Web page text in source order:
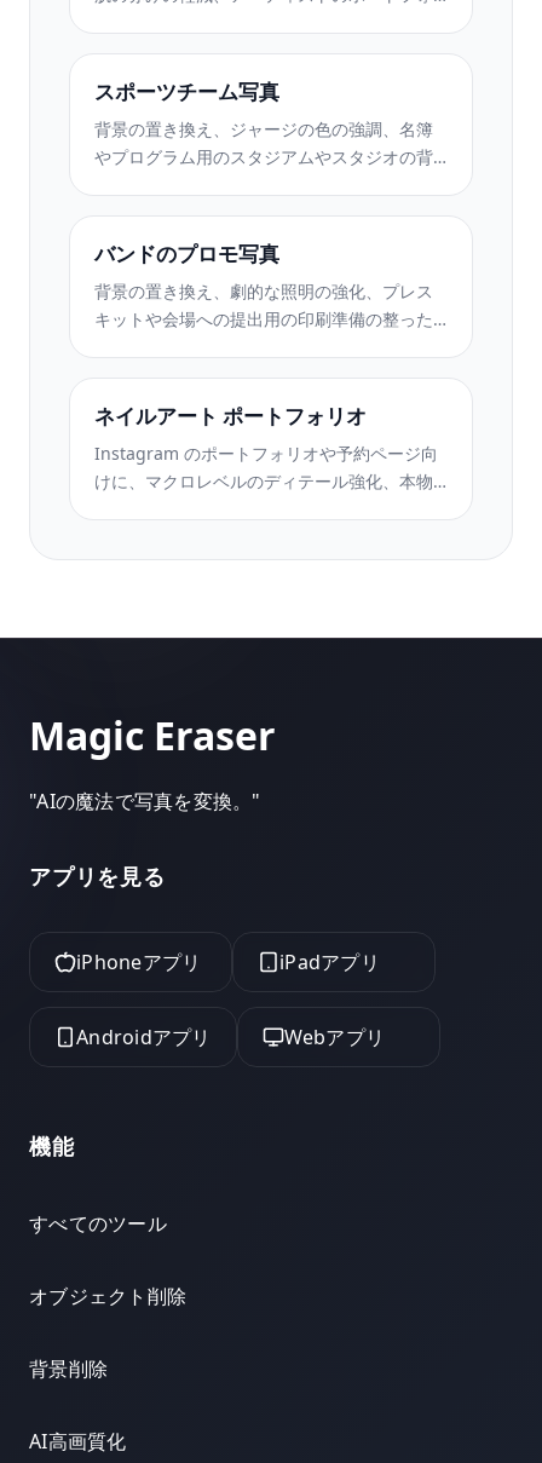
トゥー ポートフォリオの写真を強化します。
スポーツチーム写真
背景の置き換え、ジャージの色の強調、名簿
やプログラム用のスタジアムやスタジオの背
ヤーの写真を作成します。
バンドのプロモ写真
背景の置き換え、劇的な照明の強化、プレス
キットや会場への提出用の印刷準備の整った
ンのプロモーション写真を作成します。
ネイルアート ポートフォリオ
Instagram のポートフォリオや予約ページ向
けに、マクロレベルのディテール強化、本物
す。
Magic Eraser
"AIの魔法で写真を変換。 "
アプリを見る
iPhoneアプリ iPadアプリ
Androidアプリ Webアプリ
機能
すべてのツール
オブジェクト削除
背景削除
AI高画質化